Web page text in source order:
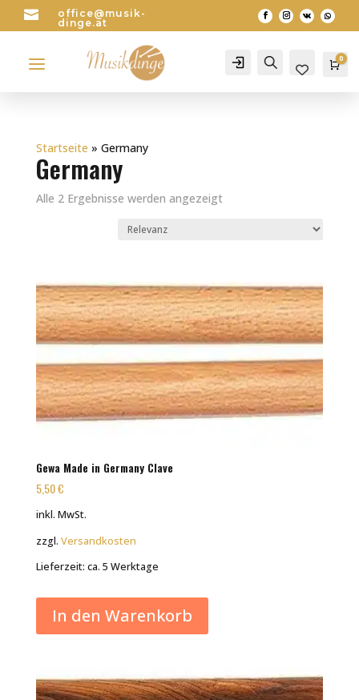

office@musik-
dinge.at
a Account Search 0
Startseite » Germany
Germany
Alle 2 Ergebnisse werden angezeigt
Gewa Made in Germany Clave
5,50€
inkl. MwSt.
zzgl. Versandkosten
Lieferzeit: ca. 5 Werktage
In den Warenkorb